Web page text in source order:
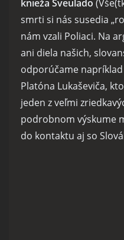
knieža Sveulado
smrti si nás susedia
nám vzali Poliaci. Na
ani diela našich,
odporúčame
Platóna Lukaševiča,
jeden z veľmi
podrobnom výskume
do kontaktu aj so